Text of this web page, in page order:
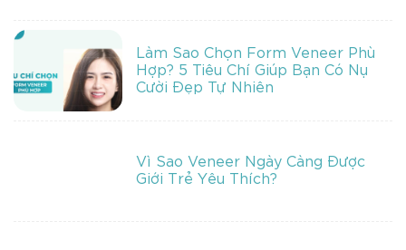
Làm Sao Chọn Form Veneer Phù
Hợp? 5 Tiêu Chí Giúp Bạn Có Nụ
Cười Đẹp Tự Nhiên
Vì Sao Veneer Ngày Càng Được
Giới Trẻ Yêu Thích?